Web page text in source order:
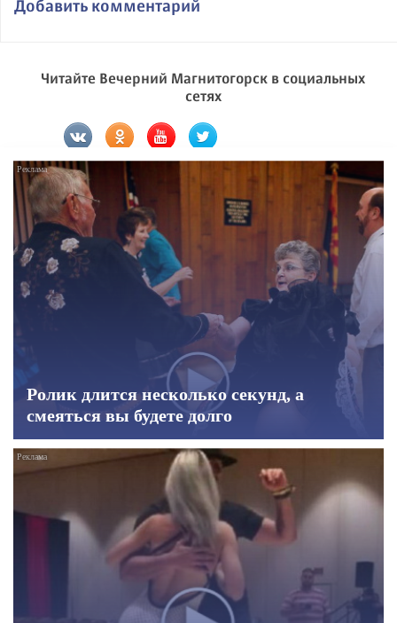
Добавить комментарий
Читайте Вечерний Магнитогорск в социальных
сетях
Ролик длится несколько секунд, а
смеяться вы будете долго